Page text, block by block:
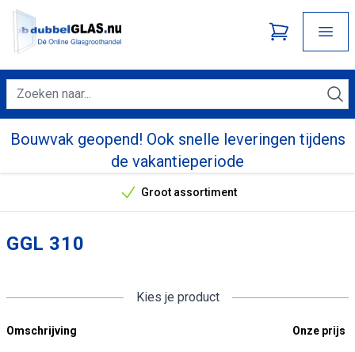
Bouwvak geopend! Ook snelle leveringen tijdens
de vakantieperiode
Onze unieke verkoopargumenten
Groot assortiment
GGL 310
Kies je product
Omschrijving Onze prijs